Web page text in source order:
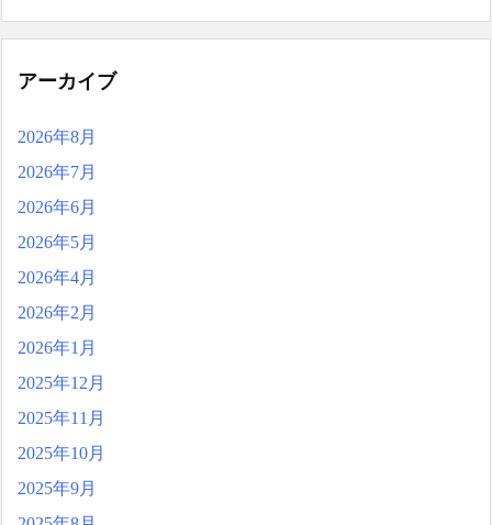
アーカイブ
2026年8月
2026年7月
2026年6月
2026年5月
2026年4月
2026年2月
2026年1月
2025年12月
2025年11月
2025年10月
2025年9月